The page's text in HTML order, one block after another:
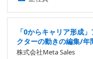
「0からキャリア形成
クターの動きの編集/年
株式会社Meta Sales